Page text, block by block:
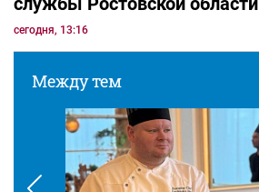
сегодня, 13:16
Между тем